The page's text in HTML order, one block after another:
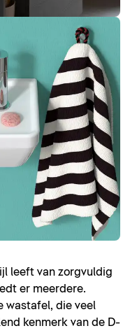
leeft van zorgvuldig
er meerdere.
wastafel, die veel
kenmerk van de D-